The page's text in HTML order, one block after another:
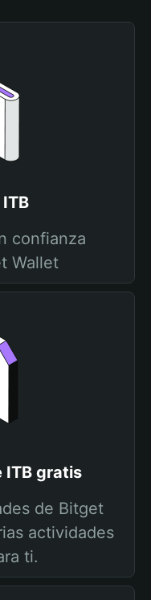
confianza
Wallet
ITB gratis
de Bitget
actividades
ti.